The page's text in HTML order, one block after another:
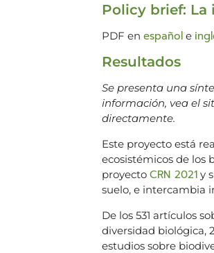
Policy brief: La
PDF en español e
Resultados
Se presenta una
información, vea el
directamente.
Este proyecto está
ecosistémicos de los
proyecto CRN 2021 y
suelo, e intercambia
De los 531 artículos
diversidad biológica,
estudios sobre